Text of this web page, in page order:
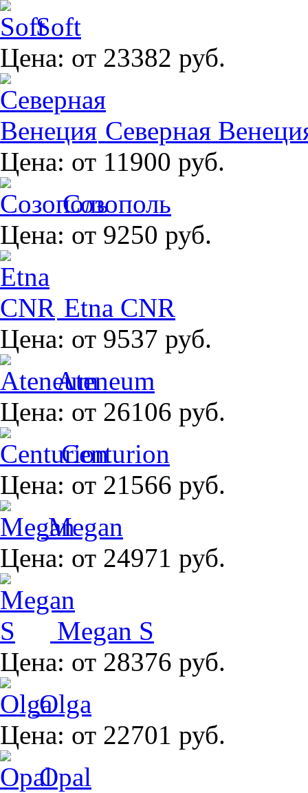
Soft
Цена: от 23382 руб.
Северная
Цена: от 11900 руб.
Созополь
Цена: от 9250 руб.
Etna CNR
Цена: от 9537 руб.
Ateneum
Цена: от 26106 руб.
Centurion
Цена: от 21566 руб.
Megan
Цена: от 24971 руб.
Megan S
Цена: от 28376 руб.
Olga
Цена: от 22701 руб.
Opal